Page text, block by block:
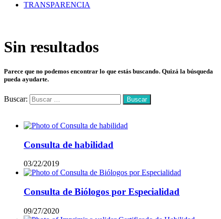
TRANSPARENCIA
Sin resultados
Parece que no podemos encontrar lo que estás buscando. Quizá la búsqueda
pueda ayudarte.
Buscar:
Consulta de habilidad
03/22/2019
Consulta de Biólogos por Especialidad
09/27/2020